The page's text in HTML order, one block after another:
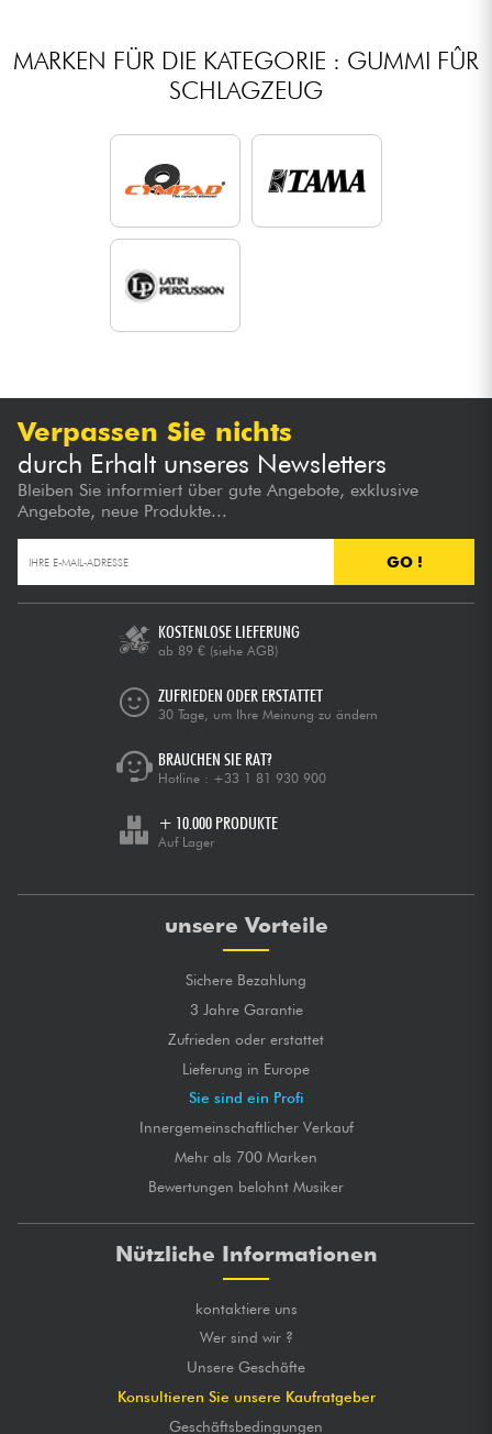
HiFi
Sehen Sie sich unsere Marken an
MARKEN FÜR DIE KATEGORIE : GUMMI FÛR
SCHLAGZEUG
Verpassen Sie nichts
durch Erhalt unseres Newsletters
Bleiben Sie informiert über gute Angebote, exklusive
Angebote, neue Produkte...
GO !
KOSTENLOSE LIEFERUNG
ab 89 € (siehe AGB)
ZUFRIEDEN ODER ERSTATTET
30 Tage, um Ihre Meinung zu ändern
BRAUCHEN SIE RAT?
Hotline : +33 1 81 930 900
+ 10.000 PRODUKTE
Auf Lager
unsere Vorteile
Sichere Bezahlung
3 Jahre Garantie
Zufrieden oder erstattet
Lieferung in Europe
Sie sind ein Profi
Innergemeinschaftlicher Verkauf
Mehr als 700 Marken
Bewertungen belohnt Musiker
Nützliche Informationen
kontaktiere uns
Wer sind wir ?
Unsere Geschäfte
Konsultieren Sie unsere Kaufratgeber
Geschäftsbedingungen